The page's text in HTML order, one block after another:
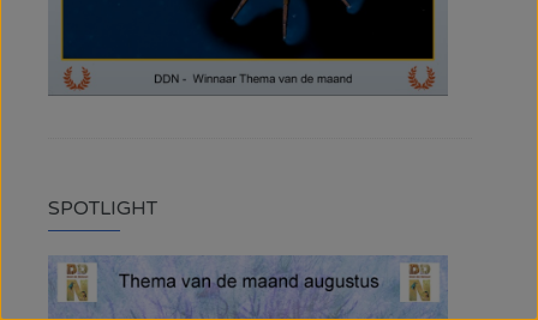
SPOTLIGHT